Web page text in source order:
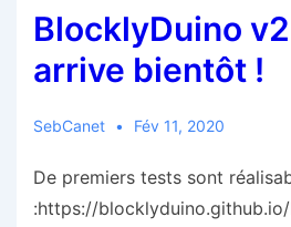
des
fonctions
d’accessibilité
BlocklyDuino
arrive bientôt !
SebCanet Fév 11, 2020
De premiers tests sont
:https://